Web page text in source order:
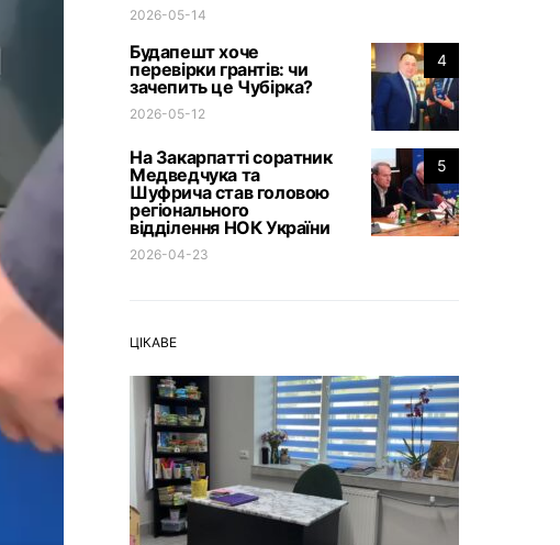
2026-05-14
4
Будапешт хоче
перевірки грантів: чи
зачепить це Чубірка?
2026-05-12
5
На Закарпатті соратник
Медведчука та
Шуфрича став головою
регіонального
відділення НОК України
2026-04-23
ЦІКАВЕ